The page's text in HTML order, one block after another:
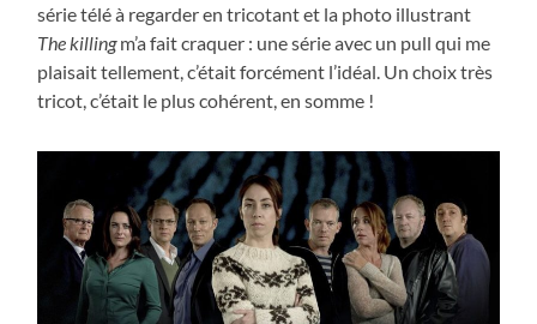
série télé à regarder en tricotant et la photo illustrant
The killingm’a fait craquer : une série avec un pull qui me
plaisait tellement, c’était forcément l’idéal. Un choix très
tricot, c’était le plus cohérent, en somme !